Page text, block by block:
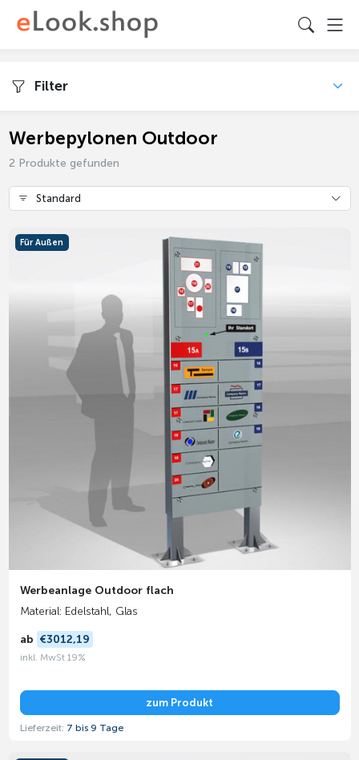
Filter
Werbepylonen Outdoor
2 Produkte gefunden
Standard
Werbeanlage Outdoor flach
Material: Edelstahl, Glas
ab €3012,19
inkl. MwSt 19%
zum Produkt
Lieferzeit: 7 bis 9 Tage
Für Außen